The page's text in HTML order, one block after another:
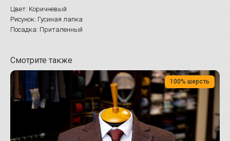
Цвет: Коричневый
Рисунок: Гусиная лапка
Посадка: Приталенный
Смотрите также
100% шерсть